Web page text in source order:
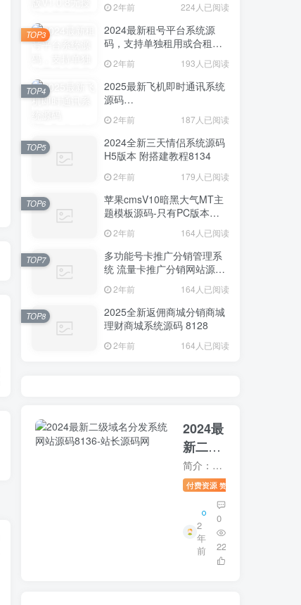
2年前 224人已阅读
2024最新租号平台系统源
码，支持单独租用或合租使
用8125
2年前 193人已阅读
TOP3
2025最新飞机即时通讯系统
源码
PC+Android+IOS+WEB四端
8133
2年前 187人已阅读
TOP4
2024全新三天情侣系统源码
H5版本 附搭建教程8134
2年前 179人已阅读
TOP5
苹果cmsV10暗黑大气MT主
题模板源码-只有PC版本
2年前 164人已阅读
TOP6
多功能号卡推广分销管理系
统 流量卡推广分销网站源码
2年前 164人已阅读
TOP7
2025全新返佣商城分销商城
理财商城系统源码 8128
2年前 164人已阅读
TOP8
2024最
新二级
域名分
发系统
网站源
码8136
简介：2024最新二级域名分发系统网站源码图片：
付费资源 赞助
2
年
前
0
226